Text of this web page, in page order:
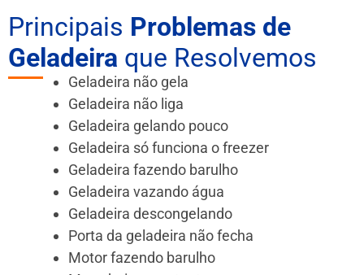
Principais Problemas de
Geladeira que Resolvemos
Geladeira não gela
Geladeira não liga
Geladeira gelando pouco
Geladeira só funciona o freezer
Geladeira fazendo barulho
Geladeira vazando água
Geladeira descongelando
Porta da geladeira não fecha
Motor fazendo barulho